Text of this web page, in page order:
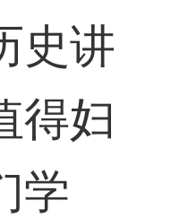
史讲
得妇
学